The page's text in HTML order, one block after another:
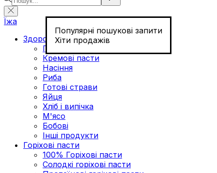
Популярні пошукові запити
Хіти продажів
Їжа
Здорове харчування
Горіхи
Кремові пасти
Насіння
Риба
Готові страви
Яйця
Хліб і випічка
М'ясо
Бобові
Інші продукти
Горіхові пасти
100% Горіхові пасти
Солодкі горіхові пасти